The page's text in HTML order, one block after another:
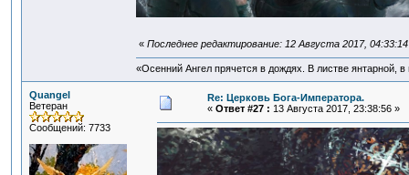
« Последнее редактирование: 12 Августа 2017,
«Осенний Ангел прячется в дождях. В листве янтарной,
Quangel
Ветеран
Сообщений: 7733
Re: Церковь Бога-Императора.
« Ответ #27 : 13 Августа 2017, 23:38:56 »